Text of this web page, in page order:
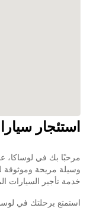
استئجار
مرحبًا بك في لوساكا،
وسيلة مريحة وموثوقة
خدمة تأجير السيارات
استمتع برحلتك في